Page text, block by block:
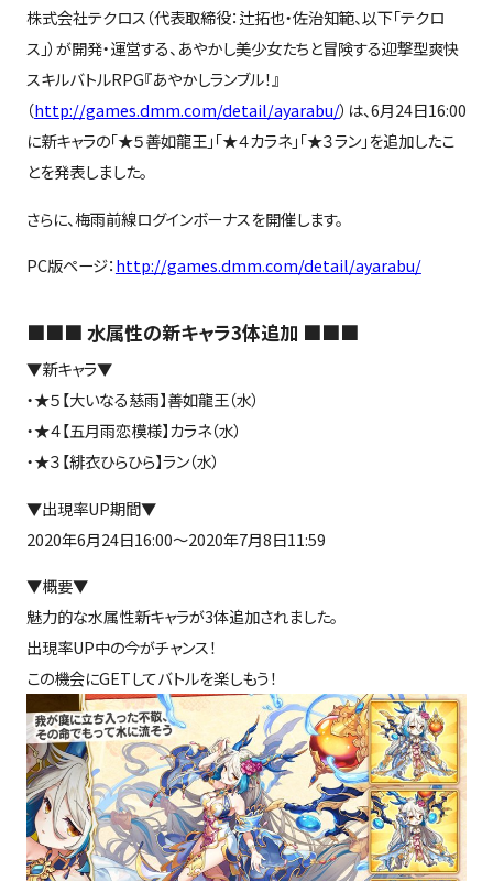
株式会社テクロス（代表取締役：辻拓也・佐治知範、以下「テクロ
ス」）が開発・運営する、あやかし美少女たちと冒険する迎撃型爽快
スキルバトルRPG『あやかしランブル！』
（http://games.dmm.com/detail/ayarabu/）は、6月24日16:00
に新キャラの「★５善如龍王」「★４カラネ」「★３ラン」を追加したこ
とを発表しました。
さらに、梅雨前線ログインボーナスを開催します。
PC版ページ：http://games.dmm.com/detail/ayarabu/
■■■ 水属性の新キャラ3体追加 ■■■
▼新キャラ▼
・★５【大いなる慈雨】善如龍王（水）
・★４【五月雨恋模様】カラネ（水）
・★３【緋衣ひらひら】ラン（水）
▼出現率UP期間▼
2020年6月24日16:00～2020年7月8日11:59
▼概要▼
魅力的な水属性新キャラが3体追加されました。
出現率UP中の今がチャンス！
この機会にGETしてバトルを楽しもう！